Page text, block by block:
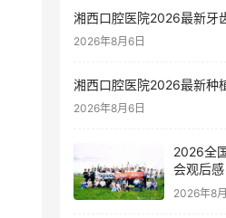
湘西口腔医院2026最新牙
2026年8月6日
湘西口腔医院2026最新种
2026年8月6日
2026全
会观后感
2026年8